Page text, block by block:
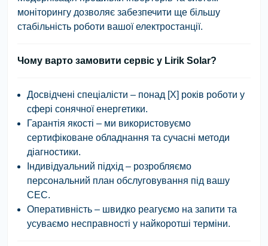
моніторингу дозволяє забезпечити ще більшу
стабільність роботи вашої електростанції.
Чому варто замовити сервіс у Lirik Solar?
Досвідчені спеціалісти – понад [X] років роботи у
сфері сонячної енергетики.
Гарантія якості – ми використовуємо
сертифіковане обладнання та сучасні методи
діагностики.
Індивідуальний підхід – розробляємо
персональний план обслуговування під вашу
СЕС.
Оперативність – швидко реагуємо на запити та
усуваємо несправності у найкоротші терміни.